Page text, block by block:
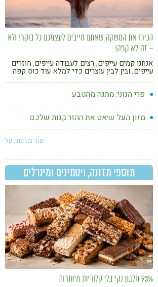
הכירו את המשקה שאתם חייבים לעצמכם כל בוקר! ולא
– זה לא קפה!
אנחנו קמים עייפים, רצים לעבודה עייפים, חוזרים
עייפים, ובין לבין עוצרים כדי למלא עוד כוס קפה.
ואפילו מזיק!
פרי הנוני: מתנה מהטבע
מזון העל שיאט את ההזדקנות שלכם
עוד מזונות על
תוספי תזונה, ויטמינים ומינרלים
93% חלבון נקי בלי קלוריות מיותרות